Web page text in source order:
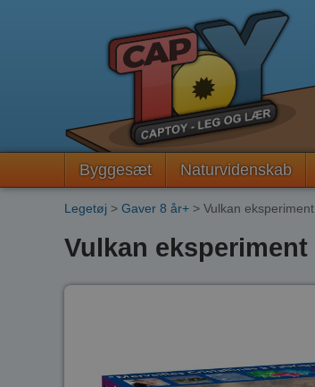
Byggesæt Naturvidenskab
Legetøj > Gaver 8 år+ > Vulkan eksperiment
Vulkan eksperiment